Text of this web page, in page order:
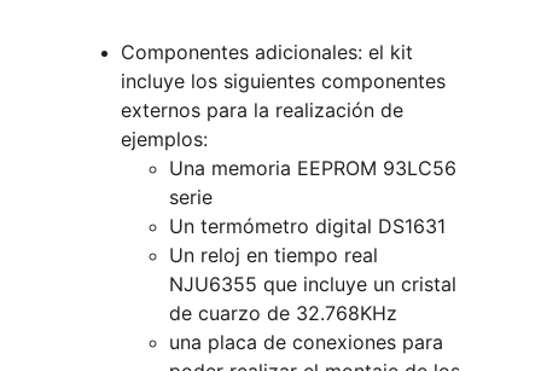
Componentes adicionales: el kit
incluye los siguientes componentes
externos para la realización de
ejemplos:
Una memoria EEPROM 93LC56
serie
Un termómetro digital DS1631
Un reloj en tiempo real
NJU6355 que incluye un cristal
de cuarzo de 32.768KHz
una placa de conexiones para